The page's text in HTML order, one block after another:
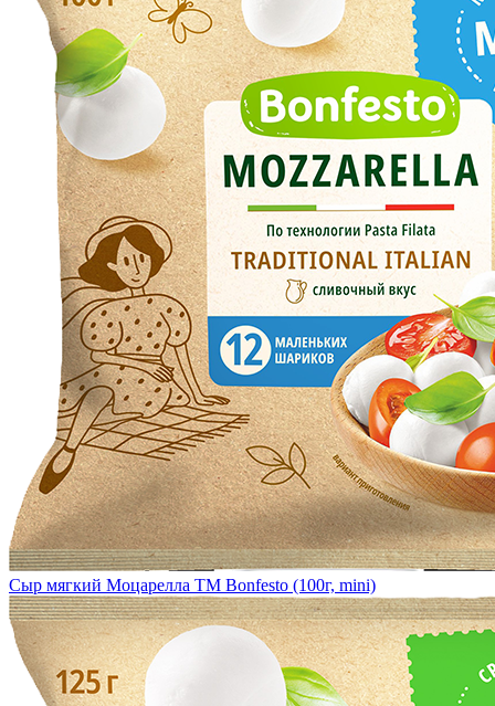
Сыр мягкий Моцарелла TM Bonfesto (100г, mini)